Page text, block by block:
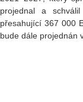
projednal a
přesahující 367 000
bude dále projednán